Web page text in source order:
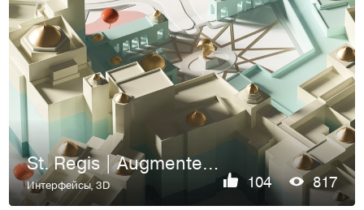
St. Regis | Augmented Reality Map
Интерфейсы,3D 104 817